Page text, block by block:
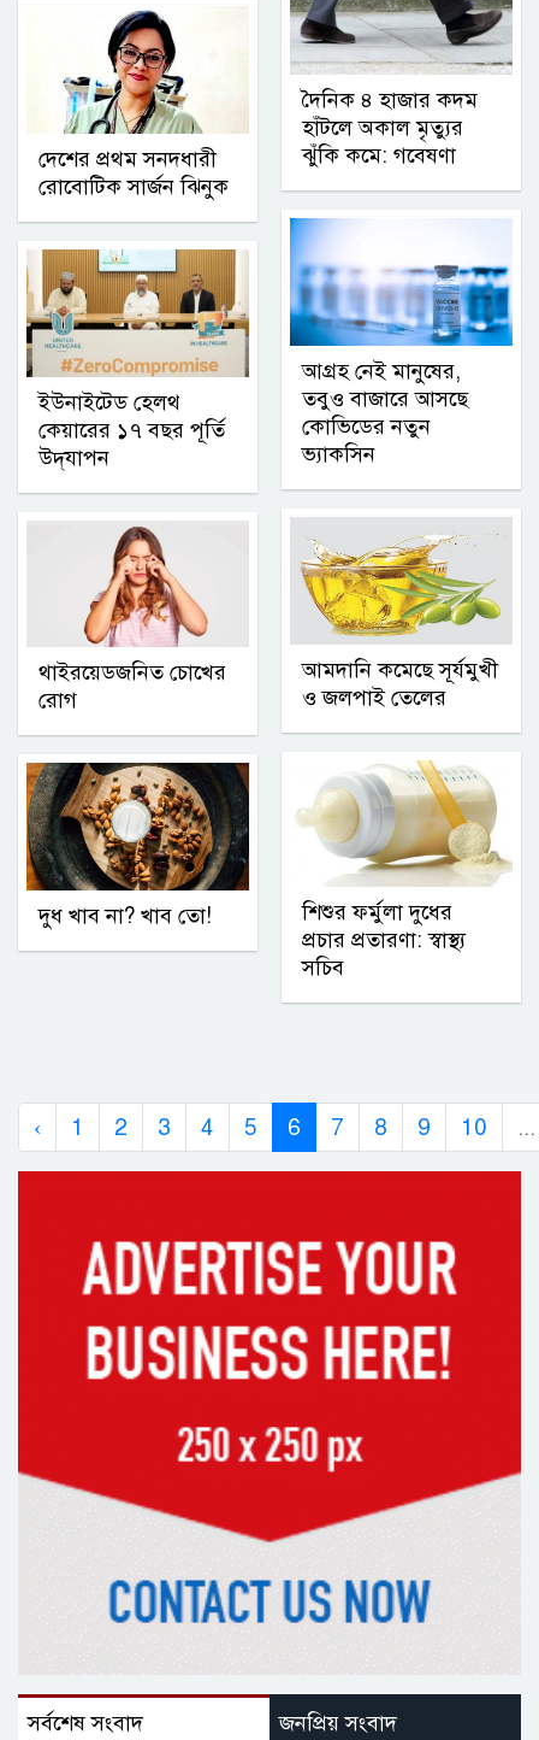
দেশের প্রথম সনদধারী
রোবোটিক সার্জন ঝিনুক
ইউনাইটেড হেলথ
কেয়ারের ১৭ বছর পূর্তি
উদ্‌যাপন
থাইরয়েডজনিত চোখের
রোগ
দুধ খাব না? খাব তো!
দৈনিক ৪ হাজার কদম
হাঁটলে অকাল মৃত্যুর
ঝুঁকি কমে: গবেষণা
আগ্রহ নেই মানুষের,
তবুও বাজারে আসছে
কোভিডের নতুন
ভ্যাকসিন
আমদানি কমেছে সূর্যমুখী
ও জলপাই তেলের
শিশুর ফর্মুলা দুধের
প্রচার প্রতারণা: স্বাস্থ্য
সচিব
‹ 1 2 3 4 5 6 7 8 9 10 ...
সর্বশেষ সংবাদ জনপ্রিয় সংবাদ